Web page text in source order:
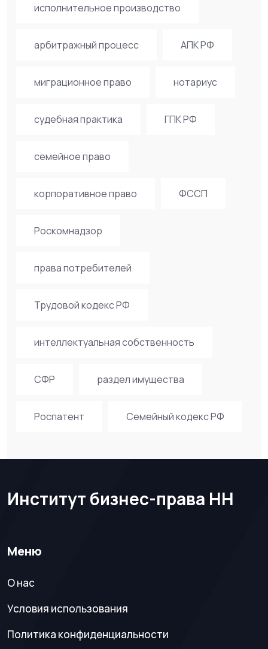
исполнительное производство
арбитражный процесс АПК РФ
миграционное право нотариус
судебная практика ГПК РФ
семейное право
корпоративное право ФССП
Роскомнадзор
права потребителей
Трудовой кодекс РФ
интеллектуальная собственность
СФР раздел имущества
Роспатент Семейный кодекс РФ
Институт бизнес-права НН
Меню
О нас
Условия использования
Политика конфиденциальности